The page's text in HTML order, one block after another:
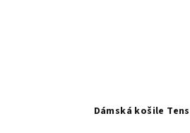
Dámská košile